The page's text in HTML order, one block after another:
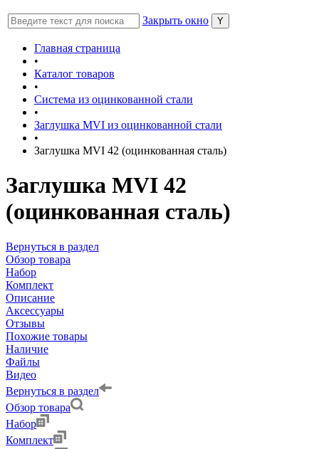
Закрыть окно
Главная страница
•
Каталог товаров
•
Система из оцинкованной стали
•
Заглушка MVI из оцинкованной стали
•
Заглушка MVI 42 (оцинкованная сталь)
Заглушка MVI 42
(оцинкованная сталь)
Вернуться в раздел
Обзор товара
Набор
Комплект
Описание
Аксессуары
Отзывы
Похожие товары
Наличие
Файлы
Видео
Вернуться в раздел
Обзор товара
Набор
Комплект